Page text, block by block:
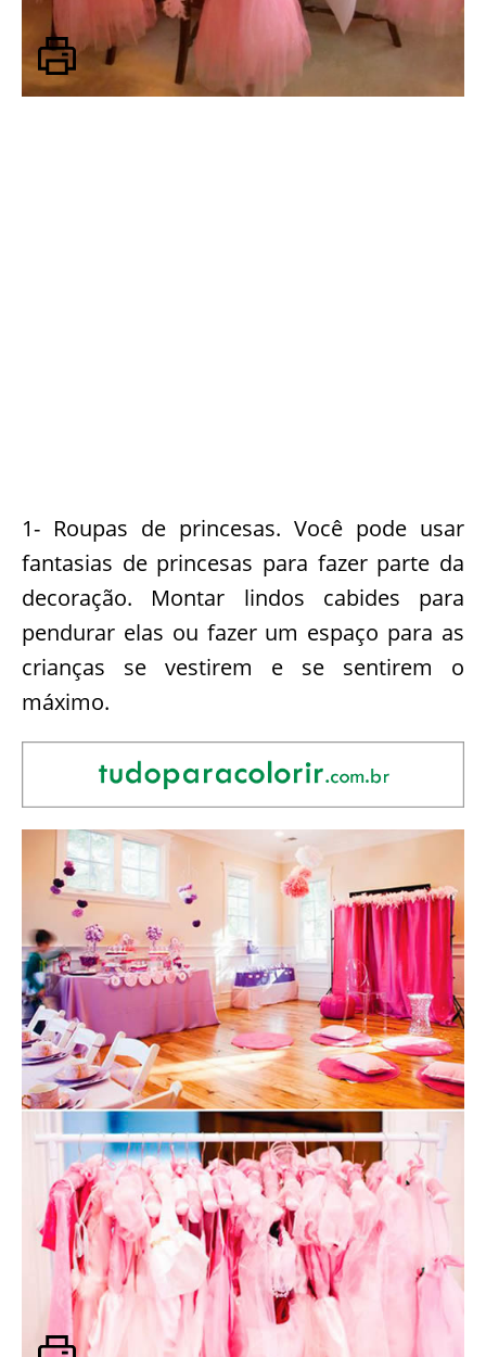
1- Roupas de princesas. Você pode usar
fantasias de princesas para fazer parte da
decoração. Montar lindos cabides para
pendurar elas ou fazer um espaço para as
crianças se vestirem e se sentirem o
máximo.